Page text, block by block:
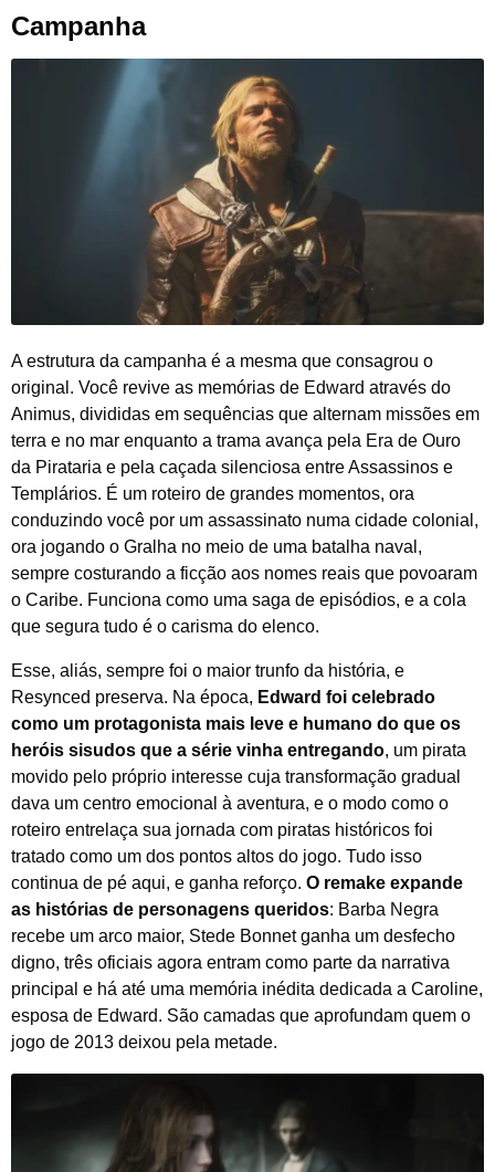
Campanha
A estrutura da campanha é a mesma que consagrou o
original. Você revive as memórias de Edward através do
Animus, divididas em sequências que alternam missões em
terra e no mar enquanto a trama avança pela Era de Ouro
da Pirataria e pela caçada silenciosa entre Assassinos e
Templários. É um roteiro de grandes momentos, ora
conduzindo você por um assassinato numa cidade colonial,
ora jogando o Gralha no meio de uma batalha naval,
sempre costurando a ficção aos nomes reais que povoaram
o Caribe. Funciona como uma saga de episódios, e a cola
que segura tudo é o carisma do elenco.
Esse, aliás, sempre foi o maior trunfo da história, e
Resynced preserva. Na época, Edward foi celebrado
como um protagonista mais leve e humano do que os
heróis sisudos que a série vinha entregando, um pirata
movido pelo próprio interesse cuja transformação gradual
dava um centro emocional à aventura, e o modo como o
roteiro entrelaça sua jornada com piratas históricos foi
tratado como um dos pontos altos do jogo. Tudo isso
continua de pé aqui, e ganha reforço. O remake expande
as histórias de personagens queridos: Barba Negra
recebe um arco maior, Stede Bonnet ganha um desfecho
digno, três oficiais agora entram como parte da narrativa
principal e há até uma memória inédita dedicada a Caroline,
esposa de Edward. São camadas que aprofundam quem o
jogo de 2013 deixou pela metade.